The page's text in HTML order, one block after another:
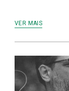
VER MAIS